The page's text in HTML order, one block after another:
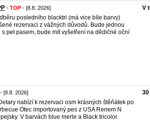
- TOP - [8.8. 2026]
posledního blacktri (má vice bíle barvy)
rezervaci z vážných důvodů. Bude jednou
pet pasem, bude mít vyšetření na dědičné oční
V
- [8.8. 2026]
nabízí k rezervaci osm krásných štěňátek po
Otec importovaný pes z USA Renem N
V barvách blue merle a Black tricolor.